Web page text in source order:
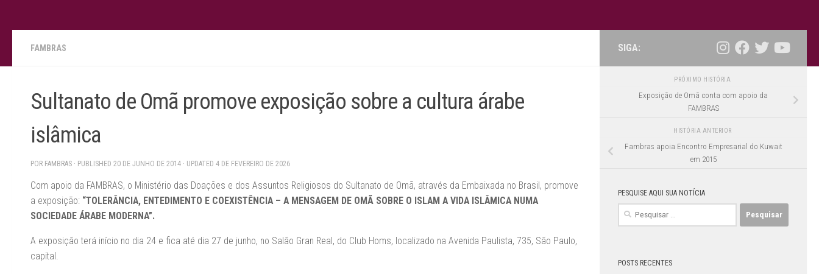
FAMBRAS
Sultanato de Omã promove exposição sobre a cultura árabe
islâmica
POR FAMBRAS · PUBLISHED 20 DE JUNHO DE 2014 · UPDATED 4 DE FEVEREIRO DE 2026
Com apoio da FAMBRAS, o Ministério das Doações e dos Assuntos Religiosos do Sultanato de Omã, através da Embaixada no Brasil, promove
a exposição: “TOLERÂNCIA, ENTEDIMENTO E COEXISTÊNCIA – A MENSAGEM DE OMÃ SOBRE O ISLAM A VIDA ISLÂMICA NUMA
SOCIEDADE ÁRABE MODERNA”.
A exposição terá início no dia 24 e fica até dia 27 de junho, no Salão Gran Real, do Club Homs, localizado na Avenida Paulista, 735, São Paulo,
capital.
SIGA:
PRÓXIMO HISTÓRIA
Exposição de Omã conta com apoio da
FAMBRAS
HISTÓRIA ANTERIOR
Fambras apoia Encontro Empresarial do Kuwait
em 2015
PESQUISE AQUI SUA NOTÍCIA
Pesquisar
POSTS RECENTES